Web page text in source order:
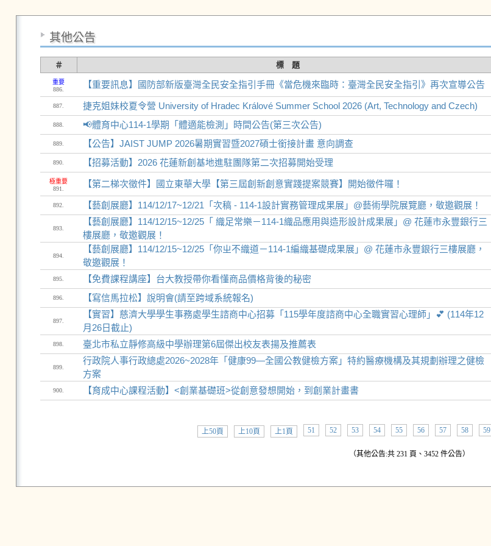
其他公告
＃ 標 題
重要
886.
【重要訊息】國防部新版臺灣全民安全指引手冊《當危機來臨時：臺灣全民安全指引》再次宣導公告
887. 捷克姐妹校夏令營 University of Hradec Králové Summer School 2026 (Art, Technology and Czech)
888. 📢體育中心114-1學期「體適能檢測」時間公告(第三次公告)
889. 【公告】JAIST JUMP 2026暑期實習暨2027碩士銜接計畫 意向調查
890. 【招募活動】2026 花蓮新創基地進駐團隊第二次招募開始受理
極重要
891.
【第二梯次徵件】國立東華大學【第三屆創新創意實踐提案競賽】開始徵件囉！
892. 【藝創展廳】114/12/17~12/21「次稿 - 114-1設計實務管理成果展」@藝術學院展覽廳，敬邀觀展！
893.
【藝創展廳】114/12/15~12/25「 織足常樂－114-1織品應用與造形設計成果展」@ 花蓮市永豐銀行三
樓展廳，敬邀觀展！
894.
【藝創展廳】114/12/15~12/25「你ㄓ不織道－114-1編織基礎成果展」@ 花蓮市永豐銀行三樓展廳，
敬邀觀展！
895. 【免費課程講座】台大教授帶你看懂商品價格背後的秘密
896. 【寫信馬拉松】說明會(請至跨域系統報名)
897.
【實習】慈濟大學學生事務處學生諮商中心招募「115學年度諮商中心全職實習心理師」💕 (114年12
月26日截止)
898. 臺北市私立靜修高級中學辦理第6屆傑出校友表揚及推薦表
899.
行政院人事行政總處2026~2028年「健康99—全國公教健檢方案」特約醫療機構及其規劃辦理之健檢
方案
900. 【育成中心課程活動】<創業基礎班>從創意發想開始，到創業計畫書
上50頁 上10頁 上1頁 51 52 53 54 55 56 57 58 59
（其他公告:共 231 頁、3452 件公告）